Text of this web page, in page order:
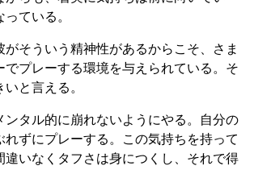
ている。
そういう精神性があるからこそ、さま
でプレーする環境を与えられている。そ
と言える。
ンタル的に崩れないようにやる。自分の
れずにプレーする。この気持ちを持って
違いなくタフさは身につくし、それで得